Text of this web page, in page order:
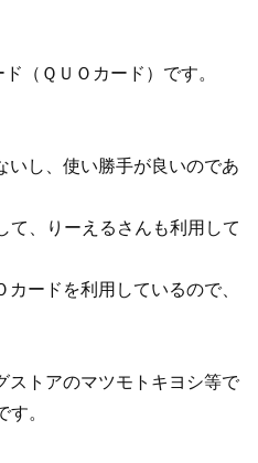
（ＱＵＯカード）です。
いし、使い勝手が良いのであ
て、りーえるさんも利用して
ードを利用しているので、
ストアのマツモトキヨシ等で
。